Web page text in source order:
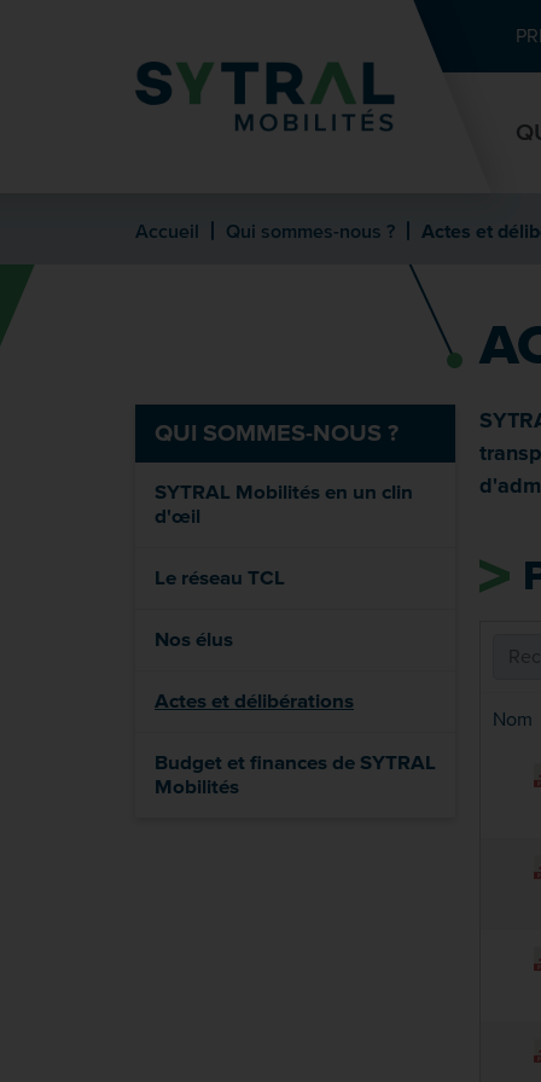
Recherche
Accueil Qui sommes-nous ? Actes et
Nom
QUI SOMMES-NOUS ?
SYTRAL Mobilités en un clin
d'œil
Le réseau TCL
Nos élus
Actes et délibérations
Budget et finances de SYTRAL
Mobilités